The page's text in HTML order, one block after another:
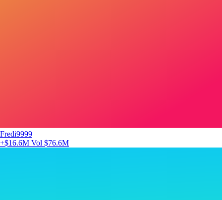
Fredi9999
+$16.6M Vol $76.6M